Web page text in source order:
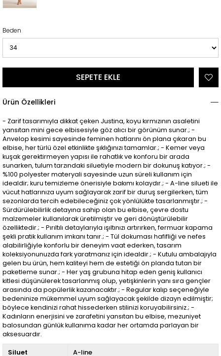
Beden
Ürün Özellikleri
- Zarif tasarımıyla dikkat çeken Justina, koyu kırmızının asaletini
yansıtan mini gece elbisesiyle göz alıcı bir görünüm sunar.; -
Anvelop kesimi sayesinde feminen hatlarını ön plana çıkaran bu
elbise, her türlü özel etkinlikte şıklığınızı tamamlar.; - Kemer veya
kuşak gerektirmeyen yapısı ile rahatlık ve konforu bir arada
sunarken, tulum tarzındaki siluetiyle modern bir dokunuş katıyor.; -
%100 polyester materyali sayesinde uzun süreli kullanım için
idealdir; kuru temizleme önerisiyle bakımı kolaydır.; - A-line silueti ile
vücut hatlarınıza uyum sağlayarak zarif bir duruş sergilerken, tüm
sezonlarda tercih edebileceğiniz çok yönlülükte tasarlanmıştır.; -
Sürdürülebilirlik detayına sahip olan bu elbise, çevre dostu
malzemeler kullanılarak üretilmiştir ve geri dönüştürülebilir
özelliktedir.; - Pırıltılı detaylarıyla ışıltınızı artırırken, fermuar kapama
şekli pratik kullanım imkanı tanır.; - Tül dokuması hafifliği ve nefes
alabilirliğiyle konforlu bir deneyim vaat ederken, tasarım
koleksiyonunuzda fark yaratmanız için idealdir.; - Kutulu ambalajıyla
gelen bu ürün, hem kaliteyi hem de estetiği ön planda tutan bir
paketleme sunar.; - Her yaş grubuna hitap eden geniş kullanıcı
kitlesi düşünülerek tasarlanmış olup, yetişkinlerin yanı sıra gençler
arasında da popülerlik kazanacaktır.; - Regular kalıp seçeneğiyle
bedeninize mükemmel uyum sağlayacak şekilde dizayn edilmiştir;
böylece kendinizi rahat hissederken stilinizi koruyabilirsiniz.; -
Kadınların enerjisini ve zarafetini yansıtan bu elbise, mezuniyet
balosundan günlük kullanıma kadar her ortamda parlayan bir
aksesuardır.
Siluet
A-line